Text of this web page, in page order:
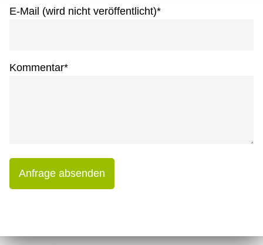
E-Mail (wird nicht veröffentlicht)*
Kommentar*
Anfrage absenden